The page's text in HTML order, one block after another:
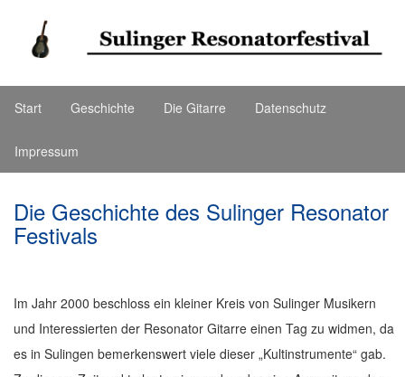
Start Geschichte Die Gitarre Datenschutz
Impressum
Die Geschichte des Sulinger Resonator
Festivals
Im Jahr 2000 beschloss ein kleiner Kreis von Sulinger Musikern
und Interessierten der Resonator Gitarre einen Tag zu widmen, da
es in Sulingen bemerkenswert viele dieser „Kultinstrumente“ gab.